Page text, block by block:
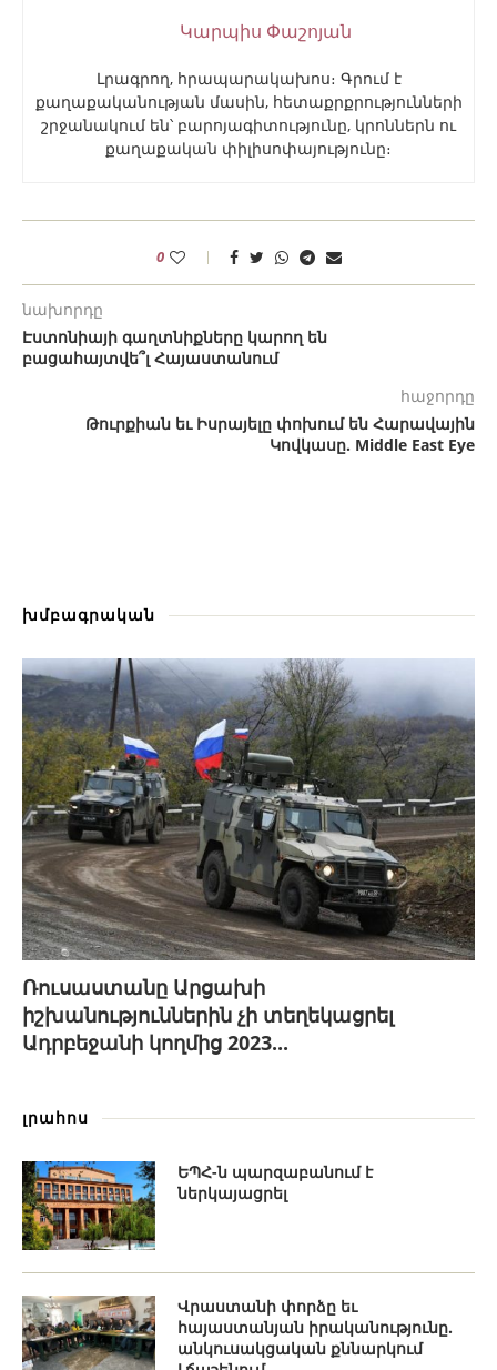
Կարպիս Փաշոյան
Լրագրող, հրապարակախոս։ Գրում է
քաղաքականության մասին, հետաքրքրությունների
շրջանակում են՝ բարոյագիտությունը, կրոններն ու
քաղաքական փիլիսոփայությունը։
0
նախորդը
Էստոնիայի գաղտնիքները կարող են
բացահայտվե՞լ Հայաստանում
հաջորդը
Թուրքիան եւ Իսրայելը փոխում են Հարավային
Կովկասը. Middle East Eye
խմբագրական
Ռուսաստանը Արցախի
իշխանություններին չի տեղեկացրել
Ադրբեջանի կողմից 2023...
լրահոս
ԵՊՀ-ն պարզաբանում է
ներկայացրել
Վրաստանի փորձը եւ
հայաստանյան իրականությունը.
անկուսակցական քննարկում